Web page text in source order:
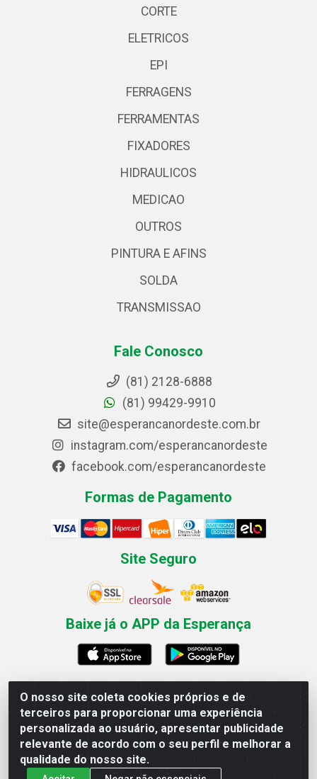
O nosso site coleta cookies próprios e de
terceiros para proporcionar uma experiência
personalizada ao usuário, apresentar publicidade
relevante de acordo com o seu perfil e melhorar a
qualidade do nosso site.
CORTE
ELETRICOS
EPI
FERRAGENS
FERRAMENTAS
FIXADORES
HIDRAULICOS
MEDICAO
OUTROS
PINTURA E AFINS
SOLDA
TRANSMISSAO
Fale Conosco
(81) 2128-6888
(81) 99429-9910
site@esperancanordeste.com.br
instagram.com/esperancanordeste
facebook.com/esperancanordeste
Formas de Pagamento
Site Seguro
Baixe já o APP da Esperança
Esperança Nordeste - Rua Professor Caldas Filho, 291 -
Estância - Recife / PE CEP: 50771-335 - CNPJ
03.666.136/0001-23